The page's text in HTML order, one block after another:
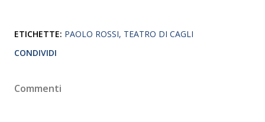
ETICHETTE: PAOLO ROSSI TEATRO DI CAGLI
CONDIVIDI
Commenti